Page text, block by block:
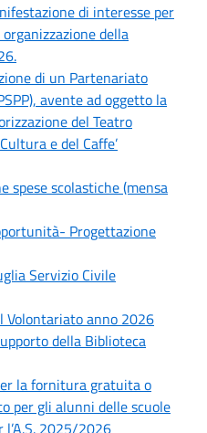
di interesse per
della
di un Partenariato
avente ad oggetto la
del Teatro
e del Caffe’
spese scolastiche (mensa
Progettazione
Servizio Civile
Volontariato anno 2026
della Biblioteca
la fornitura gratuita o
per gli alunni delle scuole
l’A.S. 2025/2026